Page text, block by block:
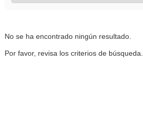
No se ha encontrado ningún resultado.
Por favor, revisa los criterios de búsqueda.